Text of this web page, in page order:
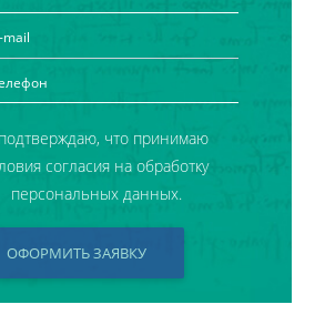
что принимаю
согласия на обработку
персональных данных.
ОФОРМИТЬ ЗАЯВКУ